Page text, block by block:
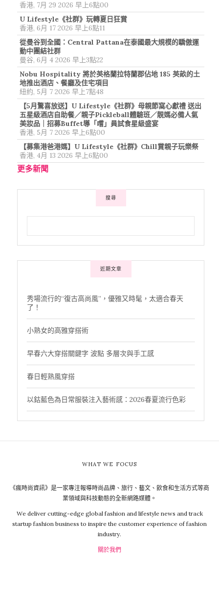
香港, 7月 29 2026 早上6點00
U Lifestyle《社群》玩轉夏日狂賞
香港, 6月 17 2026 早上6點11
從曼谷到全國：Central Pattana在泰國最大規模的驕傲運
動中團結社群
曼谷, 6月 4 2026 早上3點22
Nobu Hospitality 將於英格蘭拉特蘭郡佔地 185 英畝的土
地推出酒店、餐廳及住宅項目
紐約, 5月 7 2026 早上7點48
【5月驚喜放送】U Lifestyle《社群》母親節窩心獻禮 送出
五星級酒店自助餐／親子Pickleball體驗班／靚媽必備人氣
美妝品｜招募Buffet導「嚐」員試食星級盛宴
香港, 5月 7 2026 早上6點00
【募集港爸港媽】U Lifestyle《社群》Chill賞親子玩樂祭
香港, 4月 13 2026 早上6點00
更多新聞
搜尋
近期文章
秀場流行的“復古高尚風”，優雅又時髦，太適合春天
了！
小熟女的高雅穿搭術
早春六大穿搭關鍵字 波點 多層次與手工感
春日輕熟風穿搭
以鈷藍色為日常服裝注入藝術感：2026春夏流行色彩
WHAT WE FOCUS
《瘋時尚資訊》是一家專注報導時尚品牌、旅行、藝文、飲食和生活方式等商
業領域與科技動態的全新網路媒體。
We deliver cutting-edge global fashion and lifestyle news and track
startup fashion business to inspire the customer experience of fashion
industry.
關於我們